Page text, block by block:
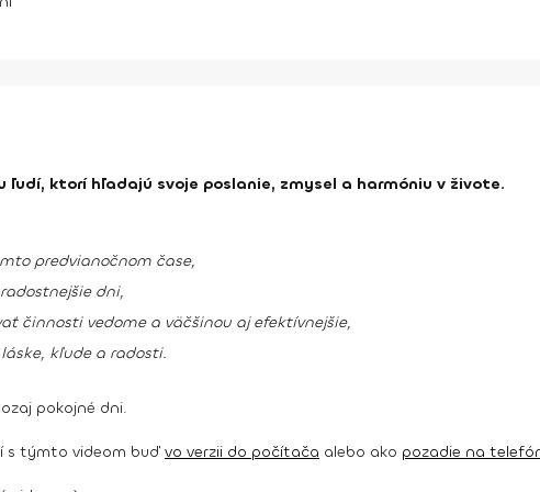
ľudí, ktorí hľadajú svoje poslanie, zmysel a harmóniu v živote.
predvianočnom čase,
dni,
činnosti vedome a väčšinou aj efektívnejšie,
kľude a radosti.
pokojné dni.
s týmto videom buď vo verzii do počítača alebo ako pozadie na